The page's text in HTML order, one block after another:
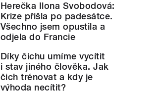
Herečka Ilona Svobodová:
Krize přišla po padesátce.
Všechno jsem opustila a
odjela do Francie
Díky čichu umíme vycítit
i stav jiného člověka. Jak
čich trénovat a kdy je
výhoda necítit?